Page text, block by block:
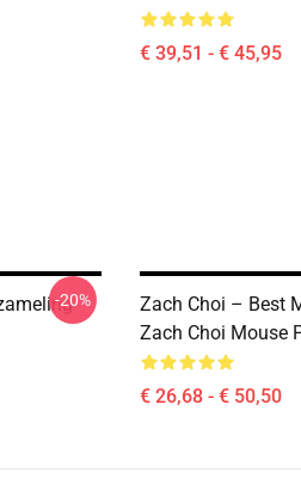
€ 39,51 - € 45,95
-20%
Zach Choi – Best
Zach Choi Mouse
€ 26,68 - € 50,50